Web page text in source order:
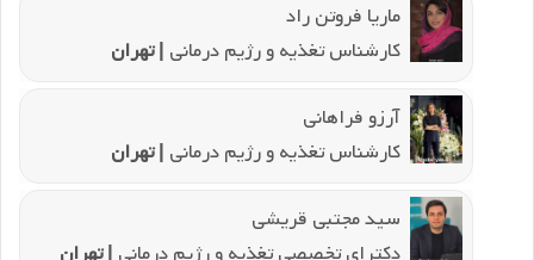
ماریا فروتن راد
کارشناس تغذیه و رژیم درمانی | تهران
آرزو فراهانی
کارشناس تغذیه و رژیم درمانی | تهران
سید مجتبی قریشی
دکترای تخصصی تغذیه و رژیم درمانی | تهران